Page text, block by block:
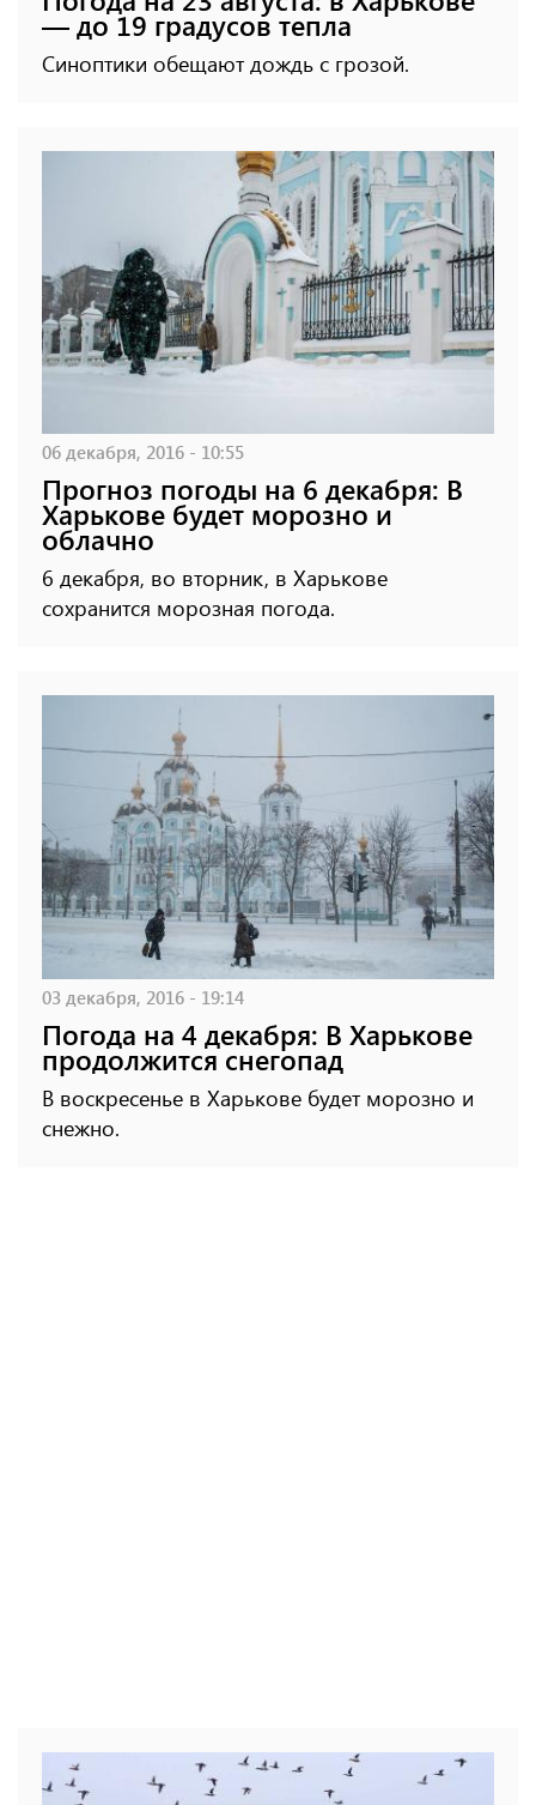
— до 19 градусов тепла
Синоптики обещают дождь с грозой.
06 декабря, 2016 - 10:55
Прогноз погоды на 6 декабря: В
Харькове будет морозно и
облачно
6 декабря, во вторник, в Харькове
сохранится морозная погода.
03 декабря, 2016 - 19:14
Погода на 4 декабря: В Харькове
продолжится снегопад
В воскресенье в Харькове будет морозно и
снежно.